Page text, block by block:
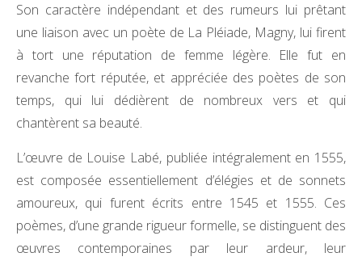
Son caractère indépendant et des rumeurs lui prêtant
une liaison avec un poète de La Pléiade, Magny, lui firent
à tort une réputation de femme légère. Elle fut en
revanche fort réputée, et appréciée des poètes de son
temps, qui lui dédièrent de nombreux vers et qui
chantèrent sa beauté.
L’œuvre de Louise Labé, publiée intégralement en 1555,
est composée essentiellement d’élégies et de sonnets
amoureux, qui furent écrits entre 1545 et 1555. Ces
poèmes, d’une grande rigueur formelle, se distinguent des
œuvres contemporaines par leur ardeur, leur